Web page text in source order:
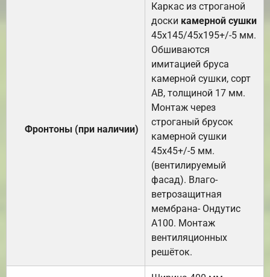
Фронтоны (при наличии)
Каркас из строганой
доски камерной сушки
45х145/45х195+/-5 мм.
Обшиваются
имитацией бруса
камерной сушки, сорт
АВ, толщиной 17 мм.
Монтаж через
строганый брусок
камерной сушки
45х45+/-5 мм.
(вентилируемый
фасад). Влаго-
ветрозащитная
мембрана- Ондутис
А100. Монтаж
вентиляционных
решёток.